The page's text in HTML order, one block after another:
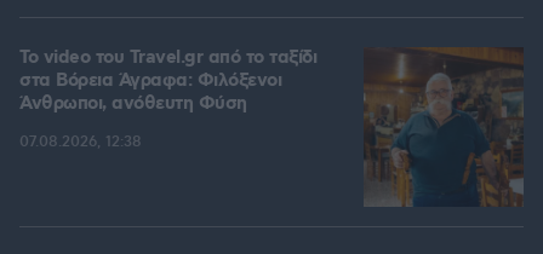
To video του Travel.gr από το ταξίδι
στα Βόρεια Άγραφα: Φιλόξενοι
Άνθρωποι, ανόθευτη Φύση
07.08.2026, 12:38